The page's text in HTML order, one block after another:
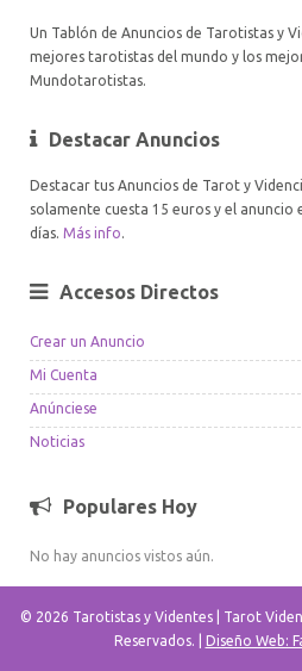
Un Tablón de Anuncios de Tarotistas y
mejores tarotistas del mundo y los
Mundotarotistas.
Destacar Anuncios
Destacar tus Anuncios de Tarot y
solamente cuesta 15 euros y el anuncio
días. Más info.
Accesos Directos
Crear un Anuncio
Mi Cuenta
Anúnciese
Noticias
Populares Hoy
No hay anuncios vistos aún.
© 2026 Tarotistas y Videntes | Tarot
Reservados. |
Diseño Web: